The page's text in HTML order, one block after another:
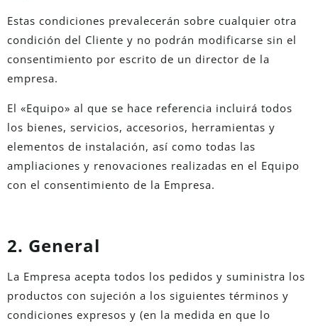
Estas condiciones prevalecerán sobre cualquier otra
condición del Cliente y no podrán modificarse sin el
consentimiento por escrito de un director de la
empresa.
El «Equipo» al que se hace referencia incluirá todos
los bienes, servicios, accesorios, herramientas y
elementos de instalación, así como todas las
ampliaciones y renovaciones realizadas en el Equipo
con el consentimiento de la Empresa.
2. General
La Empresa acepta todos los pedidos y suministra los
productos con sujeción a los siguientes términos y
condiciones expresos y (en la medida en que lo